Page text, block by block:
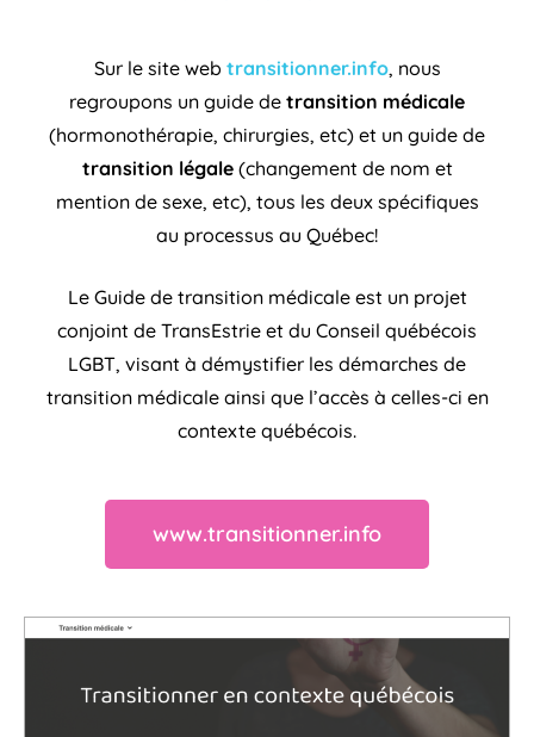
Sur le site web transitionner.info, nous
regroupons un guide de transition médicale
(hormonothérapie, chirurgies, etc) et un guide de
transition légale(changement de nom et
mention de sexe, etc), tous les deux spécifiques
au processus au Québec!
Le Guide de transition médicale est un projet
conjoint de TransEstrie et du Conseil québécois
LGBT, visant à démystifier les démarches de
transition médicale ainsi que l’accès à celles-ci en
contexte québécois.
www.transitionner.info